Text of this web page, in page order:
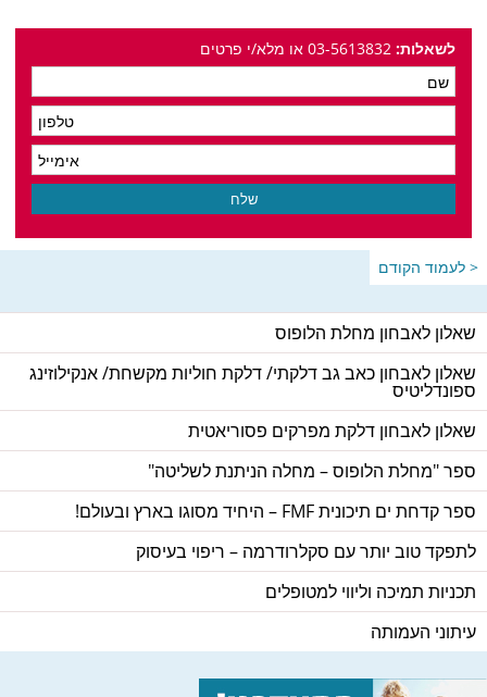
לשאלות: 03-5613832 או מלא/י פרטים
< לעמוד הקודם
שאלון לאבחון מחלת הלופוס
שאלון לאבחון כאב גב דלקתי/ דלקת חוליות מקשחת/ אנקילוזינג
ספונדליטיס
שאלון לאבחון דלקת מפרקים פסוריאטית
ספר "מחלת הלופוס – מחלה הניתנת לשליטה"
ספר קדחת ים תיכונית FMF – היחיד מסוגו בארץ ובעולם!
לתפקד טוב יותר עם סקלרודרמה – ריפוי בעיסוק
תכניות תמיכה וליווי למטופלים
עיתוני העמותה